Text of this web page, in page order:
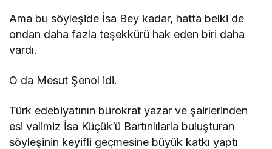
Ama bu söyleşide İsa Bey kadar, hatta belki de
ondan daha fazla teşekkürü hak eden biri daha
vardı.
O da Mesut Şenol idi.
Türk edebiyatının bürokrat yazar ve şairlerinden
esi valimiz İsa Küçük’ü Bartınlılarla buluşturan
söyleşinin keyifli geçmesine büyük katkı yaptı